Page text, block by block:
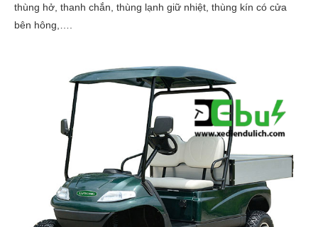
thùng hở, thanh chắn, thùng lạnh giữ nhiệt, thùng kín có cửa
bên hông,….